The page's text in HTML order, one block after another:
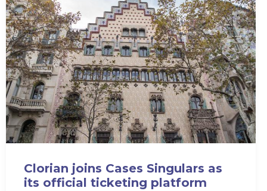
Clorian joins Cases Singulars as
its official ticketing platform